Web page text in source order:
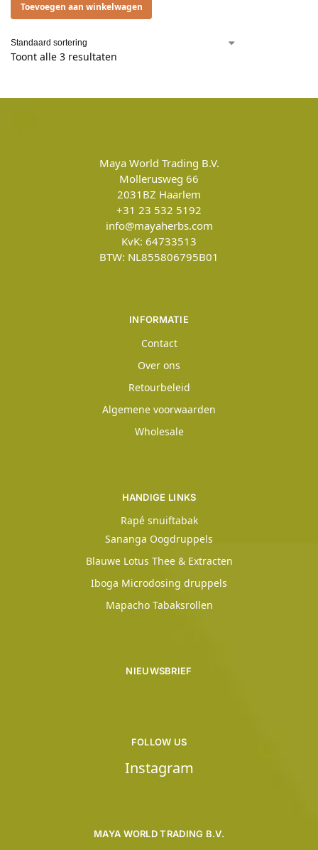
Toevoegen aan winkelwagen
Toont alle 3 resultaten
Maya World Trading B.V.
Mollerusweg 66
2031BZ Haarlem
+31 23 532 5192
info@mayaherbs.com
KvK: 64733513
BTW: NL855806795B01
INFORMATIE
Contact
Over ons
Retourbeleid
Algemene voorwaarden
Wholesale
HANDIGE LINKS
Rapé snuiftabak
Sananga Oogdruppels
Blauwe Lotus Thee & Extracten
Iboga Microdosing druppels
Mapacho Tabaksrollen
MAYA WORLD TRADING B.V.
NIEUWSBRIEF
FOLLOW US
Instagram